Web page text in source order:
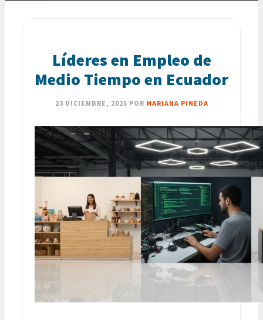
Líderes en Empleo de
Medio Tiempo en Ecuador
23 DICIEMBRE, 2025 POR MARIANA PINEDA